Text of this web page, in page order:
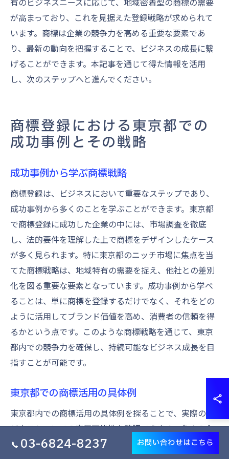
が高まっており、これを見据えた登録戦略が求められて
います。商標は企業の競争力を高める重要な要素であ
り、最新の動向を把握することで、ビジネスの成長に繋
げることができます。本記事を通じて得た情報を活用
し、次のステップへと進んでください。
商標登録における東京都での
成功事例とその戦略
成功事例から学ぶ商標戦略
商標登録は、ビジネスにおいて重要なステップであり、
成功事例から多くのことを学ぶことができます。東京都
で商標登録に成功した企業の中には、市場調査を徹底
し、法的要件を理解した上で商標をデザインしたケース
が多く見られます。特に東京都のニッチ市場に焦点を当
てた商標戦略は、地域特有の需要を捉え、他社との差別
化を図る重要な要素となっています。成功事例から学べ
ることは、単に商標を登録するだけでなく、それをどの
ように活用してブランド価値を高め、消費者の信頼を得
るかという点です。このような商標戦略を通じて、東京
都内での競争力を確保し、持続可能なビジネス成長を目
指すことが可能です。
東京都での商標活用の具体例
東京都内での商標活用の具体例を探ることで、実際のビ
ジネスシーンでの応用可能性を確認できます。多くの企
業が商標を通じてブランド認知度を高め、特定のニッチ
03-6824-8237 お問い合わせはこちら